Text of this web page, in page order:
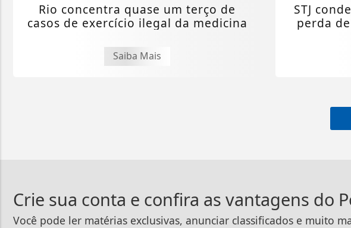
Rio concentra quase um terço de
casos de exercício ilegal da medicina
Saiba Mais
STJ
perda
Crie sua conta e confira as vantagens do
Você pode ler matérias exclusivas, anunciar classificados e muito